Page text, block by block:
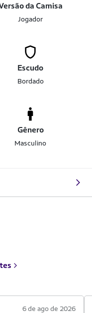
da Camisa
Jogador
Escudo
Bordado
Gênero
Masculino
6 de ago de 2026